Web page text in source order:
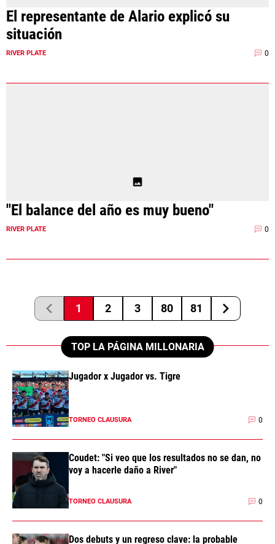
El representante de Alario explicó su
situación
RIVER PLATE 0
"El balance del año es muy bueno"
RIVER PLATE 0
1 2 3 80 81
TOP LA PÁGINA MILLONARIA
Jugador x Jugador vs. Tigre
TORNEO CLAUSURA 0
Coudet: "Si veo que los resultados no se dan, no
voy a hacerle daño a River"
TORNEO CLAUSURA 0
Dos debuts y un regreso clave: la probable